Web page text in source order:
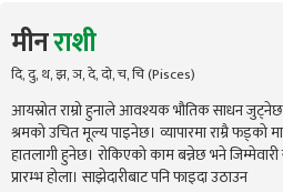
मीनराशी
दि, दु, थ, झ, ञ, दे, दो, च, चि (Pisces)
आयस्रोत राम्रो हुनाले आवश्यक भौतिक साधन
श्रमको उचित मूल्य पाइनेछ। व्यापारमा राम्रै फड्को
हातलागी हुनेछ। रोकिएको काम बन्नेछ भने
प्रारम्भ होला। साझेदारीबाट पनि फाइदा उठाउन